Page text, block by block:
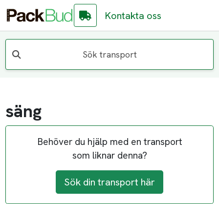
Kontakta oss
Sök transport
säng
Behöver du hjälp med en transport
som liknar denna?
Sök din transport här